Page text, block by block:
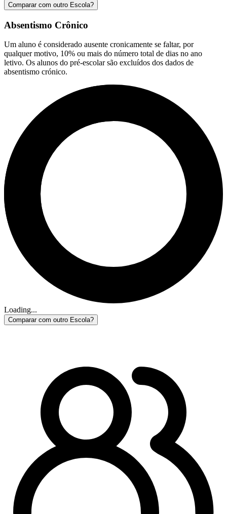
Comparar com outro Escola?
Absentismo Crônico
Um aluno é considerado ausente cronicamente se faltar, por
qualquer motivo, 10% ou mais do número total de dias no ano
letivo. Os alunos do pré-escolar são excluídos dos dados de
absentismo crónico.
Loading...
Comparar com outro Escola?